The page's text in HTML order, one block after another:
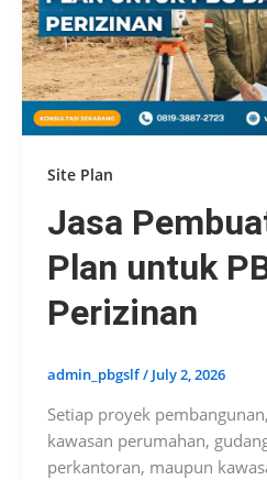
Site Plan
Jasa
Plan untuk
Perizinan
admin_pbgslf/ July 2, 2026
Setiap proyek
kawasan perumahan,
perkantoran, maupun